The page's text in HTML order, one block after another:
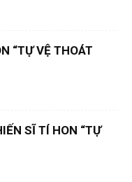
“TỰ VỆ THOÁT
SĨ TÍ HON “TỰ